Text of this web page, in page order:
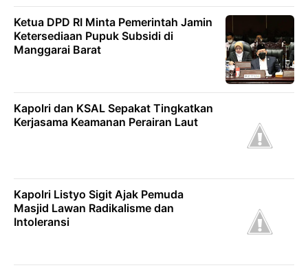
Ketua DPD RI Minta Pemerintah Jamin
Ketersediaan Pupuk Subsidi di
Manggarai Barat
Kapolri dan KSAL Sepakat Tingkatkan
Kerjasama Keamanan Perairan Laut
Kapolri Listyo Sigit Ajak Pemuda
Masjid Lawan Radikalisme dan
Intoleransi